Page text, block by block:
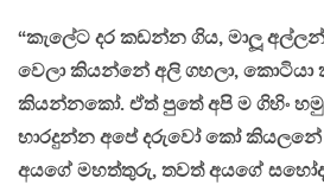
“කැලේට දර කඩන්න ගිය, මාලූ
වෙලා කියන්නේ අලි ගහලා, කොටියා
කියන්නකෝ. ඒත් පුතේ අපි ම ගිහිං
භාරදුන්න අපේ දරුවෝ කෝ
අයගේ මහත්තුරු, තවත් අයගේ